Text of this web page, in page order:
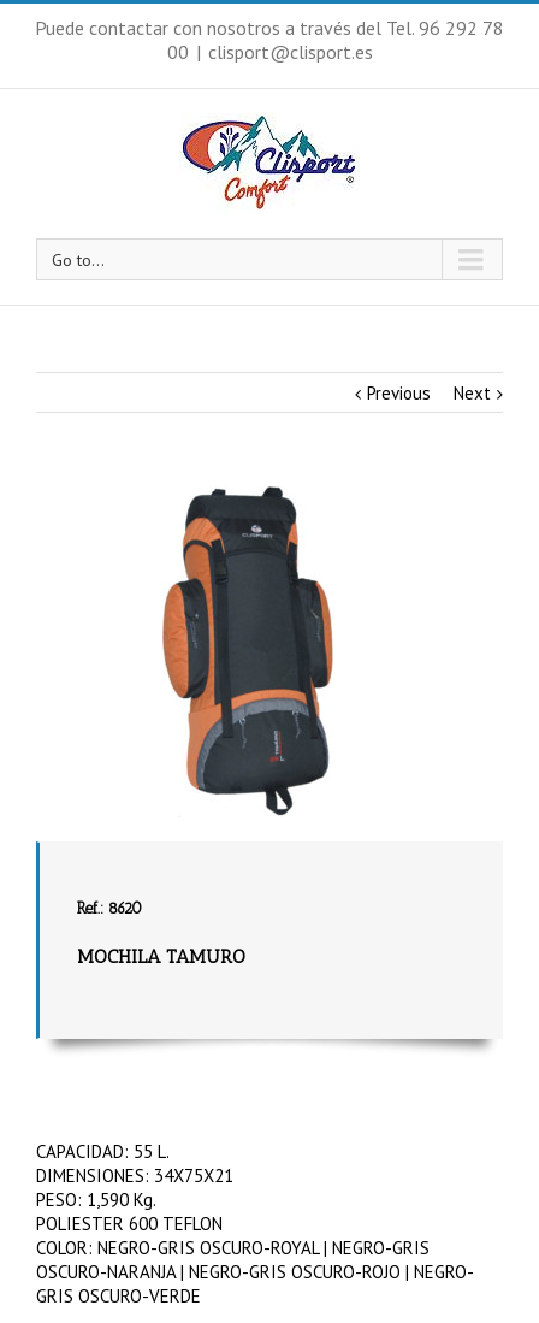
Puede contactar con nosotros a través del Tel. 96 292 78
00 | clisport@clisport.es
Go to...
Previous Next
Ref.: 8620
MOCHILA TAMURO
CAPACIDAD: 55 L.
DIMENSIONES: 34X75X21
PESO: 1,590 Kg.
POLIESTER 600 TEFLON
COLOR: NEGRO-GRIS OSCURO-ROYAL | NEGRO-GRIS
OSCURO-NARANJA | NEGRO-GRIS OSCURO-ROJO | NEGRO-
GRIS OSCURO-VERDE